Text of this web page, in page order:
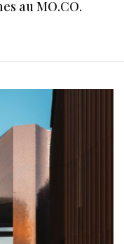
au MO.CO.